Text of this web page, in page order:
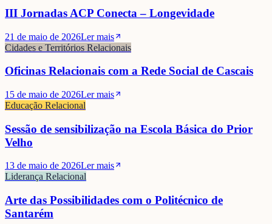
III Jornadas ACP Conecta – Longevidade
21 de maio de 2026Ler mais
Cidades e Territórios Relacionais
Oficinas Relacionais com a Rede Social de Cascais
15 de maio de 2026Ler mais
Educação Relacional
Sessão de sensibilização na Escola Básica do Prior
Velho
13 de maio de 2026Ler mais
Liderança Relacional
Arte das Possibilidades com o Politécnico de
Santarém